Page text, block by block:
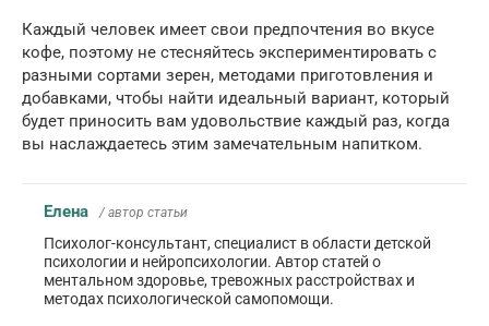
Каждый человек имеет свои предпочтения во вкусе
кофе, поэтому не стесняйтесь экспериментировать с
разными сортами зерен, методами приготовления и
добавками, чтобы найти идеальный вариант, который
будет приносить вам удовольствие каждый раз, когда
вы наслаждаетесь этим замечательным напитком.
Елена / автор статьи
Психолог-консультант, специалист в области детской
психологии и нейропсихологии. Автор статей о
ментальном здоровье, тревожных расстройствах и
методах психологической самопомощи.